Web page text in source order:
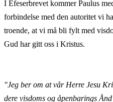
I Efeserbrevet kommer Paulus
forbindelse med den autoritet vi
troende, at vi må bli fylt med
Gud har gitt oss i Kristus.
"Jeg ber om at vår Herre Jesu
dere visdoms og åpenbarings